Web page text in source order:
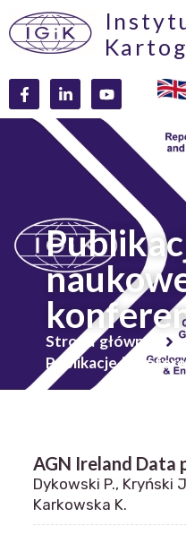
Strona główna
Publikacje i
AGN Ireland Data
Dykowski P., Kryński
Karkowska K.